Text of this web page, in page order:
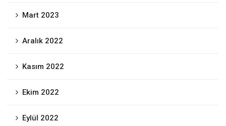
Mart 2023
Aralık 2022
Kasım 2022
Ekim 2022
Eylül 2022